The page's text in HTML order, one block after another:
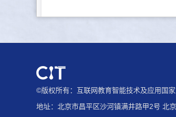
©版权所有：互联网教育智能技术及应用国
地址：北京市昌平区沙河镇满井路甲2号 北